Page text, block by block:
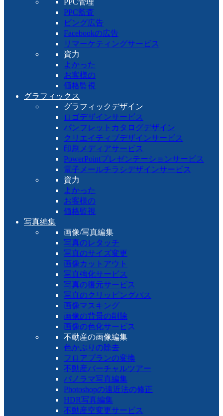
PPC管理
PPC監査
ビング広告
Facebookの広告
リマーケティングサービス
資力
よかった
お客様の
価格監視
グラフィックス
グラフィックデザイン
ロゴデザインサービス
パンフレットカタログデザイン
クリエイティブデザインサービス
印刷メディアサービス
PowerPointプレゼンテーションサービス
電子メールチラシデザインサービス
資力
よかった
お客様の
価格監視
写真編集
画像/写真編集
写真のレタッチ
写真のサイズ変更
画像カットアウト
写真強化サービス
写真の復元サービス
写真のクリッピングパス
画像マスキング
画像の背景の削除
画像の色化サービス
不動産の画像編集
色かぶりの除去
フロアプランの変換
不動産バーチャルツアー
パノラマ写真編集
Photoshopの遠近法の修正
HDR写真編集
不動産空変更サービス